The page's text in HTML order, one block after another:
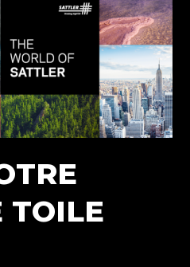
TOILE